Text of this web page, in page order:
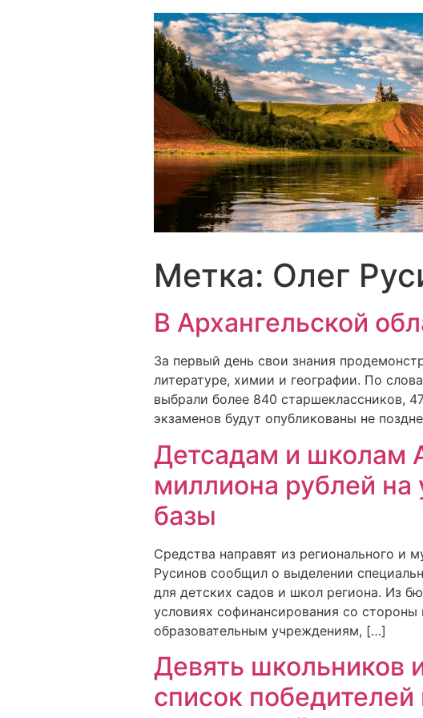
Метка: Олег
В Архангельской
За первый день свои знания
литературе, химии и географии. По
выбрали более 840 старшеклассников,
экзаменов будут опубликованы не
Детсадам и школам
миллиона рублей на
базы
Средства направят из регионального
Русинов сообщил о выделении
для детских садов и школ региона. Из
условиях софинансирования со
образовательным учреждениям, […]
Девять школьников
список